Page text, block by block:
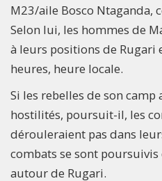
M23/aile Bosco Ntaganda,
Selon lui, les hommes de
à leurs positions de Rugari
heures, heure locale.
Si les rebelles de son camp
hostilités, poursuit-il, les
dérouleraient pas dans
combats se sont poursuivis
autour de Rugari.